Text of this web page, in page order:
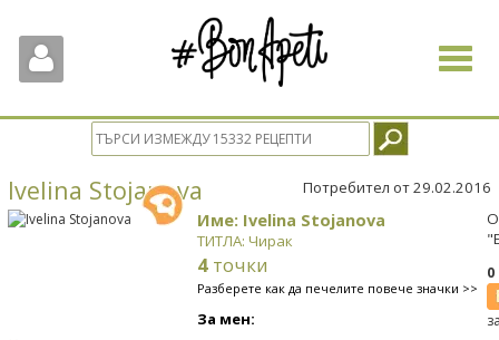
Toggle
Ivelina Stojanova Потребител от 29.02.2016
Име: Ivelina Stojanova
ТИТЛА: Чирак
4 точки
Разберете как да печелите повече значки >>
За мен: